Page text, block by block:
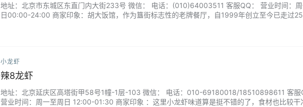
地址：北京市东城区东直门内大街233号 微信： 电话：(010)64003511 客服QQ： 营业时间：
日00:00-24:00 商家印象：胡大饭馆，作为簋街标志性的老牌餐厅，自1999年创立至今已走过25
小龙虾
辣8龙虾
地址：北京延庆区高塔街甲58号1幢-1层-103 微信： 电话：010-69180018/18510898611 客服
营业时间：周一至周日 12:00-01:30 商家印象 ：这里小龙虾味道算是挺不错的了，食材也比较干